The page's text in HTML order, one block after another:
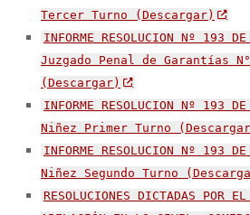
Tercer Turno (Descargar)
INFORME RESOLUCION Nº 193
Juzgado Penal de Garantías
(Descargar)
INFORME RESOLUCION Nº 193
Niñez Primer Turno
INFORME RESOLUCION Nº 193
Niñez Segundo Turno
RESOLUCIONES DICTADAS POR